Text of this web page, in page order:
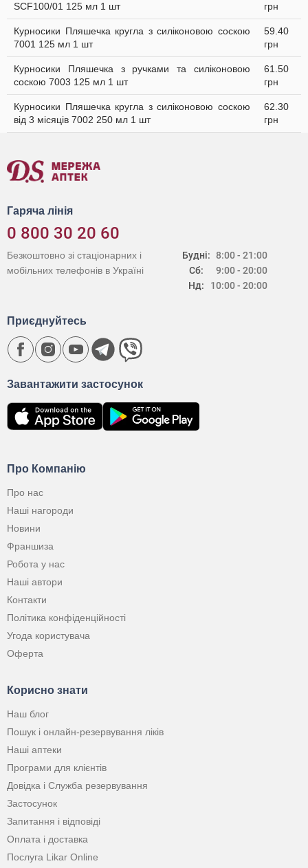
SCF100/01 125 мл 1 шт
грн
Курносики Пляшечка кругла з силіконовою соскою
7001 125 мл 1 шт
59.40
грн
Курносики Пляшечка з ручками та силіконовою
соскою 7003 125 мл 1 шт
61.50
грн
Курносики Пляшечка кругла з силіконовою соскою
від 3 місяців 7002 250 мл 1 шт
62.30
грн
Гаряча лінія
0 800 30 20 60
Будні:
Сб:
Нд:
8:00 - 21:00
9:00 - 20:00
10:00 - 20:00
Безкоштовно зі стаціонарних і
мобільних телефонів в Україні
Про Компанію
Про нас
Наші нагороди
Новини
Франшиза
Робота у нас
Наші автори
Контакти
Політика конфіденційності
Угода користувача
Оферта
Корисно знати
Наш блог
Пошук і онлайн-резервування ліків
Наші аптеки
Програми для клієнтів
Довідка і Служба резервування
Застосунок
Запитання і відповіді
Оплата і доставка
Послуга Likar Online
Завантажити застосунок
Приєднуйтесь